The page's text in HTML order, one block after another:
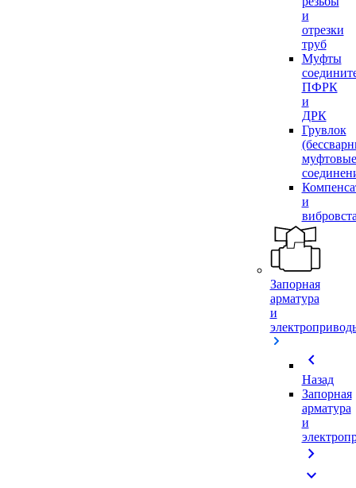
и
отрезки
труб
Муфты
ПФРК
и
ДРК
Грувлок
муфтовые
и
Запорная
арматура
и
chevron_left
Назад
Запорная
арматура
и
chevron_right
expand_more